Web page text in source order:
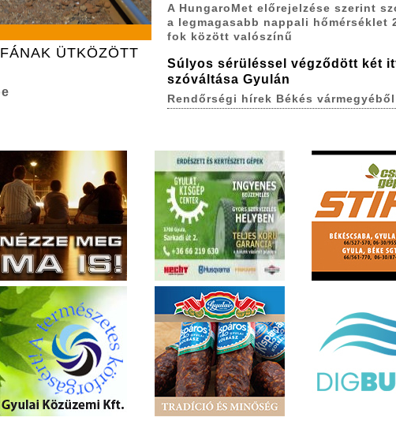
ÜTKÖZÖTT
A HungaroMet előrejelzése szerint
a legmagasabb nappali hőmérséklet
fok között valószínű
Súlyos sérüléssel végződött két
szóváltása Gyulán
Rendőrségi hírek Békés vármegyéből